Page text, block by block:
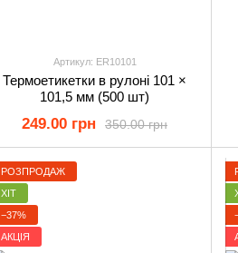
Артикул: ER10101
Термоетикетки в рулоні 101 ×
101,5 мм (500 шт)
350.00 грн
249.00 грн
РОЗПРОДАЖ
ХІТ
−37%
АКЦІЯ